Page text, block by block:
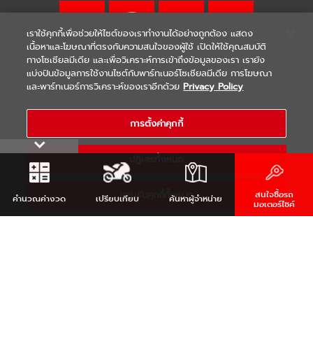
WARRANTY | Terms & Conditions
COPYRIGHT 2021 THAI YAMAHA MOTOR CO.,LTD. ALL RIGHTS
RESERVED
คำนวณค่างวด เปรียบเทียบ ค้นหาผู้จำหน่าย สนใจซื้อรถ
มอเตอร์ไซค์
เราใช้คุกกี้เพื่อช่วยให้ไซต์ของเราทำงานได้อย่างถูกต้อง แสดง
เนื้อหาและโฆษณาที่ตรงกับความสนใจของผู้ใช้ เปิดให้ใช้คุณสมบัติ
ทางโซเชียลมีเดีย และเพื่อวิเคราะห์การเข้าถึงข้อมูลของเรา เรายัง
แบ่งปันข้อมูลการใช้งานไซต์กับพาร์ทเนอร์โซเชียลมีเดีย การโฆษณา
และพาร์ทเนอร์การวิเคราะห์ของเราอีกด้วย Privacy Policy
การตั้งค่าคุกกี้
ยอมรับคุกกี้ทั้งหมด